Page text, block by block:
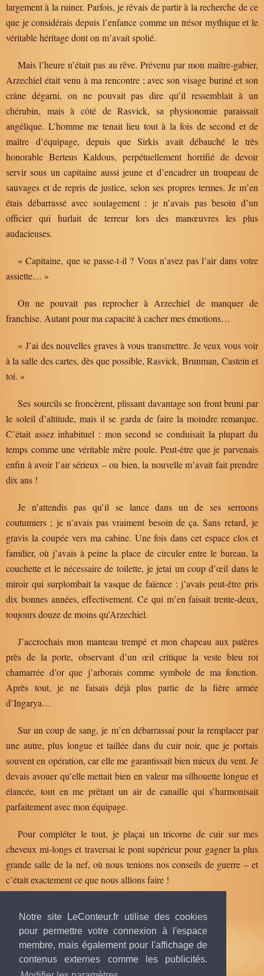
Notre site LeConteur.fr utilise des cookies
pour permettre votre connexion à l'espace
membre, mais également pour l'affichage de
contenus externes comme les publicités.
largement à la ruiner. Parfois, je rêvais de partir à la recherche de ce
que je considérais depuis l’enfance comme un trésor mythique et le
véritable héritage dont on m’avait spolié.
Mais l’heure n’était pas au rêve. Prévenu par mon maître-gabier,
Arzechiel était venu à ma rencontre ; avec son visage buriné et son
crâne dégarni, on ne pouvait pas dire qu’il ressemblait à un
chérubin, mais à côté de Rasvick, sa physionomie paraissait
angélique. L’homme me tenait lieu tout à la fois de second et de
maître d’équipage, depuis que Sirkis avait débauché le très
honorable Berteus Kaldous, perpétuellement horrifié de devoir
servir sous un capitaine aussi jeune et d’encadrer un troupeau de
sauvages et de repris de justice, selon ses propres termes. Je m’en
étais débarrassé avec soulagement : je n’avais pas besoin d’un
officier qui hurlait de terreur lors des manœuvres les plus
audacieuses.
« Capitaine, que se passe-t-il ? Vous n’avez pas l’air dans votre
assiette… »
On ne pouvait pas reprocher à Arzechiel de manquer de
franchise. Autant pour ma capacité à cacher mes émotions…
« J’ai des nouvelles graves à vous transmettre. Je veux vous voir
à la salle des cartes, dès que possible, Rasvick, Brunman, Castein et
toi. »
Ses sourcils se froncèrent, plissant davantage son front bruni par
le soleil d’altitude, mais il se garda de faire la moindre remarque.
C’était assez inhabituel : mon second se conduisait la plupart du
temps comme une véritable mère poule. Peut-être que je parvenais
enfin à avoir l’air sérieux – ou bien, la nouvelle m’avait fait prendre
dix ans !
Je n’attendis pas qu’il se lance dans un de ses sermons
coutumiers ; je n’avais pas vraiment besoin de ça. Sans retard, je
gravis la coupée vers ma cabine. Une fois dans cet espace clos et
familier, où j’avais à peine la place de circuler entre le bureau, la
couchette et le nécessaire de toilette, je jetai un coup d’œil dans le
miroir qui surplombait la vasque de faïence : j’avais peut-être pris
dix bonnes années, effectivement. Ce qui m’en faisait trente-deux,
toujours douze de moins qu’Arzechiel.
J’accrochais mon manteau trempé et mon chapeau aux patères
près de la porte, observant d’un œil critique la veste bleu roi
chamarrée d’or que j’arborais comme symbole de ma fonction.
Après tout, je ne faisais déjà plus partie de la fière armée
d’Ingarya…
Sur un coup de sang, je m’en débarrassai pour la remplacer par
une autre, plus longue et taillée dans du cuir noir, que je portais
souvent en opération, car elle me garantissait bien mieux du vent. Je
devais avouer qu’elle mettait bien en valeur ma silhouette longue et
élancée, tout en me prêtant un air de canaille qui s’harmonisait
parfaitement avec mon équipage.
Pour compléter le tout, je plaçai un tricorne de cuir sur mes
cheveux mi-longs et traversai le pont supérieur pour gagner la plus
grande salle de la nef, où nous tenions nos conseils de guerre – et
c’était exactement ce que nous allions faire !
Texte publié parBeatrix, 3 avril 2018 à 16h28